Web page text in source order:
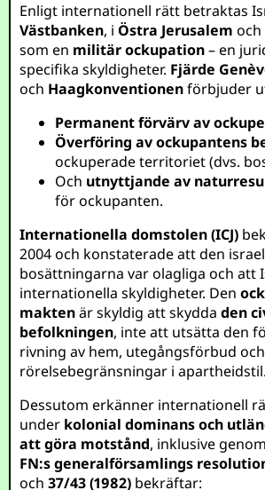
Enligt internationell rätt betraktas
Västbanken, iÖstra Jerusalem och
som en militär ockupation– en
specifika skyldigheter. Fjärde
och Haagkonventionenförbjuder
Permanent förvärv av
Överföring av ockupantens
ockuperade territoriet (dvs.
Och utnyttjande av
för ockupanten.
Internationella domstolen (ICJ)
2004 och konstaterade att den
bosättningarna var olagliga och att
internationella skyldigheter. Den
maktenär skyldig att skyddaden
befolkningen, inte att utsätta den
rivning av hem, utegångsförbud och
rörelsebegränsningar i apartheidstil.
Dessutom erkänner internationell
under kolonial dominans och
att göra motstånd, inklusive
FN:s generalförsamlings
och37/43 (1982) bekräftar: